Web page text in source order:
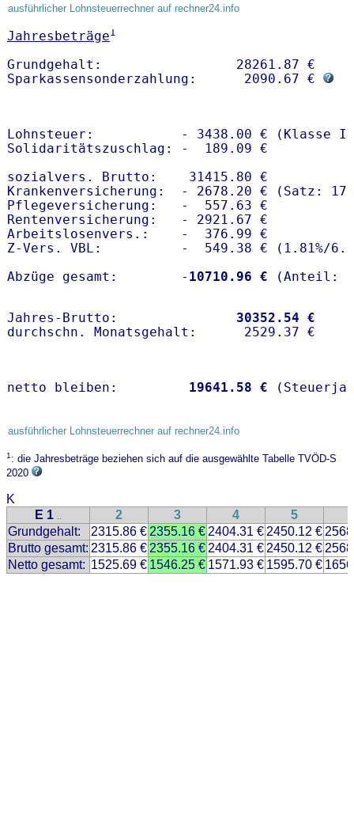
ausführlicher Lohnsteuerrechner auf rechner24.info
Jahresbeträge1
Grundgehalt:                 28261.87 €
Sparkassensonderzahlung:      2090.67 €
Lohnsteuer:           - 3438.00 € (Klasse I)
Solidaritätszuschlag: -  189.09 €
sozialvers. Brutto:    31415.80 €
Krankenversicherung:  - 2678.20 € (Satz:
Pflegeversicherung:   -  557.63 €
Rentenversicherung:   - 2921.67 €
Arbeitslosenvers.:    -  376.99 €
Z-Vers. VBL:          -  549.38 € ( 1.81%/
Abzüge gesamt:        - 10710.96 €
Jahres-Brutto: 30352.54 €
netto bleiben: 19641.58 €
ausführlicher Lohnsteuerrechner auf rechner24.info
1: die Jahresbeträge beziehen sich auf die ausgewählte Tabelle TVÖD-S
2020
K
E 1 .. 2 3 4 5
Grundgehalt:
2315.86 € 2355.16 € 2404.31 € 2450.12 €
Brutto gesamt: 2315.86 € 2355.16 € 2404.31 € 2450.12 €
Netto gesamt: 1525.69 € 1546.25 € 1571.93 € 1595.70 €